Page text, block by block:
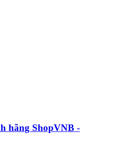
hãng ShopVNB -